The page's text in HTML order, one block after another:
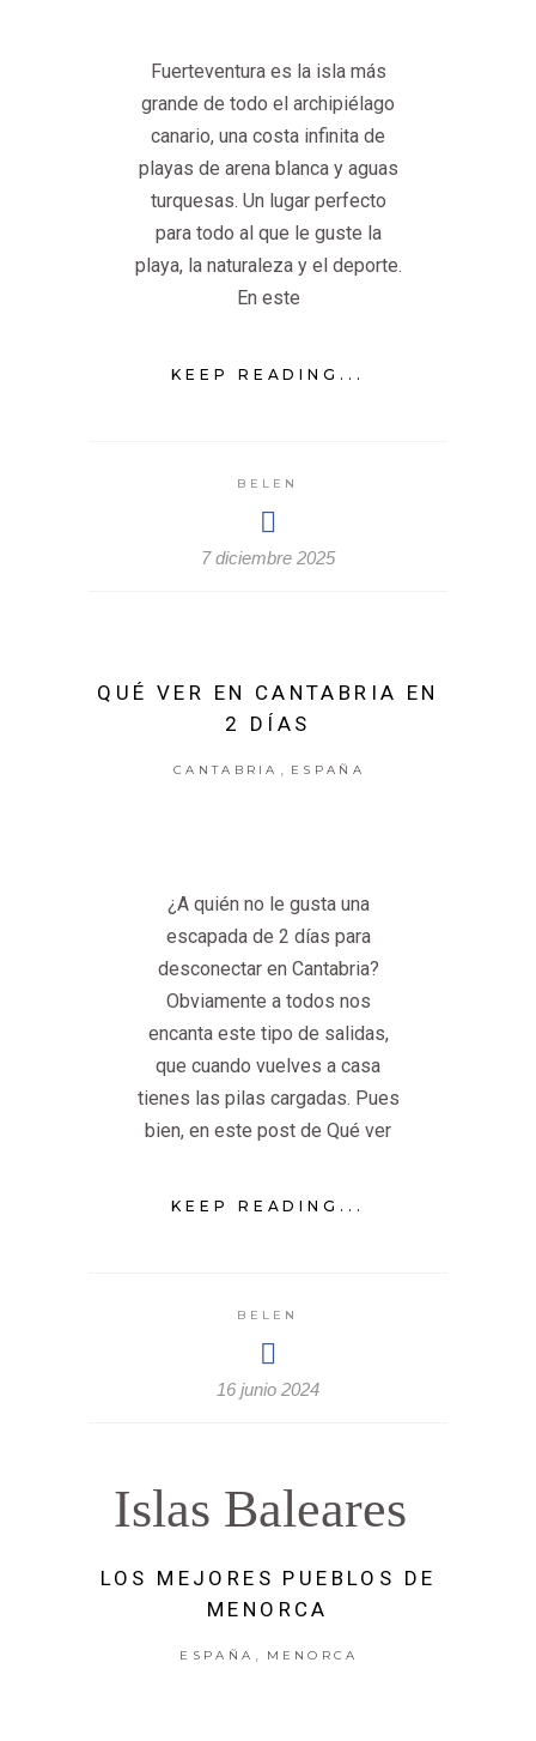
Fuerteventura es la isla más
grande de todo el archipiélago
canario, una costa infinita de
playas de arena blanca y aguas
turquesas. Un lugar perfecto
para todo al que le guste la
playa, la naturaleza y el deporte.
En este
KEEP READING...
BELEN
7 diciembre 2025
QUÉ VER EN CANTABRIA EN
2 DÍAS
CANTABRIA ESPAÑA
¿A quién no le gusta una
escapada de 2 días para
desconectar en Cantabria?
Obviamente a todos nos
encanta este tipo de salidas,
que cuando vuelves a casa
tienes las pilas cargadas. Pues
bien, en este post de Qué ver
KEEP READING...
BELEN
16 junio 2024
Islas Baleares
LOS MEJORES PUEBLOS DE
MENORCA
ESPAÑA MENORCA